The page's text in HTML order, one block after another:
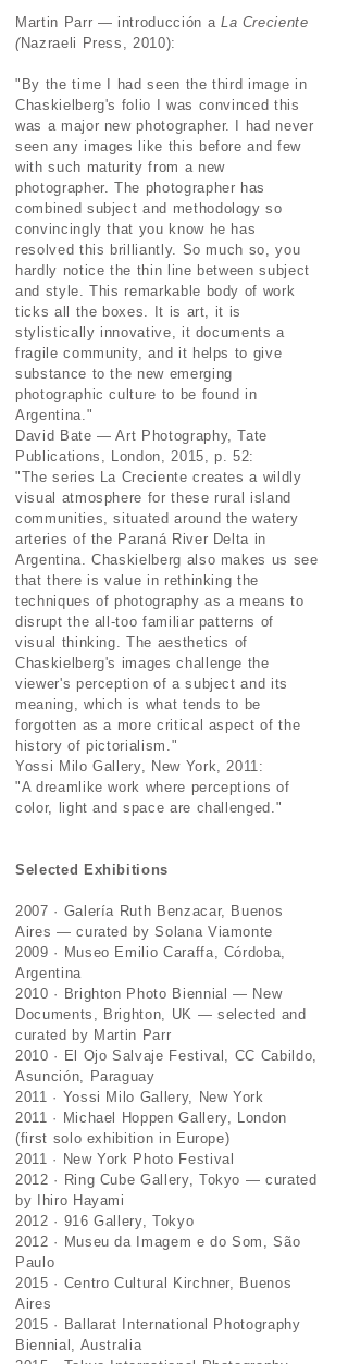
Martin Parr — introducción a La Creciente
(Nazraeli Press, 2010):
"By the time I had seen the third image in
Chaskielberg's folio I was convinced this
was a major new photographer. I had never
seen any images like this before and few
with such maturity from a new
photographer. The photographer has
combined subject and methodology so
convincingly that you know he has
resolved this brilliantly. So much so, you
hardly notice the thin line between subject
and style. This remarkable body of work
ticks all the boxes. It is art, it is
stylistically innovative, it documents a
fragile community, and it helps to give
substance to the new emerging
photographic culture to be found in
Argentina."
David Bate — Art Photography, Tate
Publications, London, 2015, p. 52:
"The series La Creciente creates a wildly
visual atmosphere for these rural island
communities, situated around the watery
arteries of the Paraná River Delta in
Argentina. Chaskielberg also makes us see
that there is value in rethinking the
techniques of photography as a means to
disrupt the all-too familiar patterns of
visual thinking. The aesthetics of
Chaskielberg's images challenge the
viewer's perception of a subject and its
meaning, which is what tends to be
forgotten as a more critical aspect of the
history of pictorialism."
Yossi Milo Gallery, New York, 2011:
"A dreamlike work where perceptions of
color, light and space are challenged."
Selected Exhibitions
2007 · Galería Ruth Benzacar, Buenos
Aires — curated by Solana Viamonte
2009 · Museo Emilio Caraffa, Córdoba,
Argentina
2010 · Brighton Photo Biennial — New
Documents, Brighton, UK — selected and
curated by Martin Parr
2010 · El Ojo Salvaje Festival, CC Cabildo,
Asunción, Paraguay
2011 · Yossi Milo Gallery, New York
2011 · Michael Hoppen Gallery, London
(first solo exhibition in Europe)
2011 · New York Photo Festival
2012 · Ring Cube Gallery, Tokyo — curated
by Ihiro Hayami
2012 · 916 Gallery, Tokyo
2012 · Museu da Imagem e do Som, São
Paulo
2015 · Centro Cultural Kirchner, Buenos
Aires
2015 · Ballarat International Photography
Biennial, Australia